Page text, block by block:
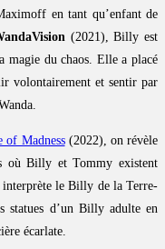
en tant qu’enfant de
(2021), Billy est
magie du chaos. Elle a placé
volontairement et sentir par
of Madness(2022), on révèle
où Billy et Tommy existent
interprète le Billy de la Terre-
statues d’un Billy adulte en
écarlate.